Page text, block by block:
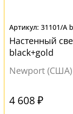
31101/A
Настенный
black+gold
Newport (США)
4 608 ₽